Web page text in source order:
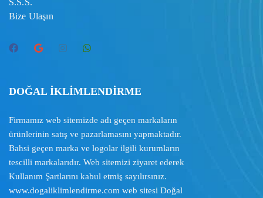
S.S.S.
Bize Ulaşın
DOĞAL İKLİMLENDİRME
Firmamız web sitemizde adı geçen markaların
ürünlerinin satış ve pazarlamasını yapmaktadır.
Bahsi geçen marka ve logolar ilgili kurumların
tescilli markalarıdır. Web sitemizi ziyaret ederek
Kullanım Şartlarını kabul etmiş sayılırsınız.
www.dogaliklimlendirme.com web sitesi Doğal